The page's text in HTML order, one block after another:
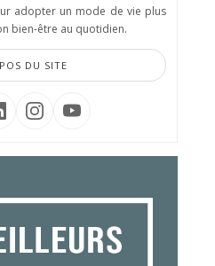
adopter un mode de vie plus
bien-être au quotidien.
DU SITE